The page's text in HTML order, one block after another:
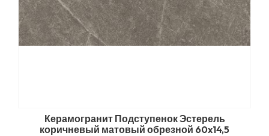
Керамогранит Подступенок Эстерель
коричневый матовый обрезной 60x14,5